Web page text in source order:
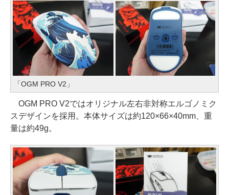
「OGM PRO V2」
OGM PRO V2ではオリジナル左右非対称エルゴノミク
スデザインを採用。本体サイズは約120×66×40mm、重
量は約49g。